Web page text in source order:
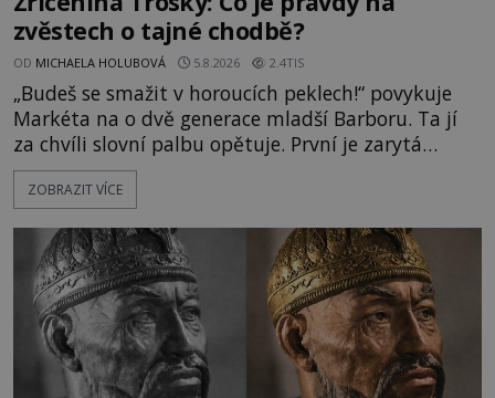
zvěstech o tajné chodbě?
OD MICHAELA HOLUBOVÁ 5.8.2026 2.4TIS
„Budeš se smažit v horoucích peklech!“ povykuje
Markéta na o dvě generace mladší Barboru. Ta jí
za chvíli slovní palbu opětuje. První je zarytá
katolička, druhá přesvědčená kališnice. A každá z
nich se usídlí na jedné z věží slavného hradu
mezi vůdce protihusitského boje. Za manželku má
skutečně jistou
ZOBRAZIT VÍCE